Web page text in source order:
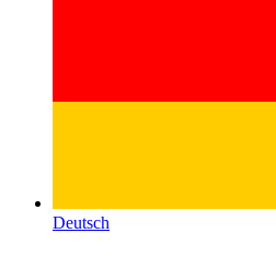
Deutsch